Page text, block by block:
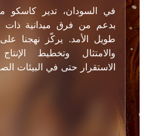
في السودان، تدير كاسكو
بدعم من فرق ميدانية
طويل الأمد. يركّز نهجنا
والامتثال وتخطيط
الاستقرار حتى في البيئات